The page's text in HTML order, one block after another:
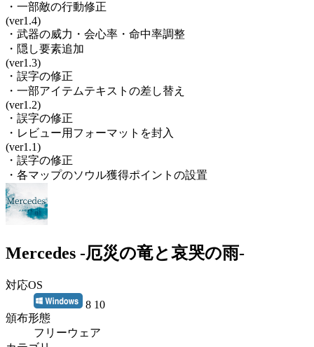
・一部敵の行動修正
(ver1.4)
・武器の威力・会心率・命中率調整
・隠し要素追加
(ver1.3)
・誤字の修正
・一部アイテムテキストの差し替え
(ver1.2)
・誤字の修正
・レビュー用フォーマットを封入
(ver1.1)
・誤字の修正
・各マップのソウル獲得ポイントの設置
Mercedes -厄災の竜と哀哭の雨-
対応OS
8 10
頒布形態
フリーウェア